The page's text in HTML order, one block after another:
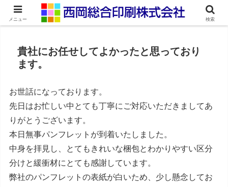
ネット印刷通販・オンデマンド印刷
貴社にお任せしてよかったと思っており
ます。
お世話になっております。
先日はお忙しい中とても丁寧にご対応いただきましてあ
りがとうございます。
本日無事パンフレットが到着いたしました。
中身を拝見し、とてもきれいな梱包とわかりやすい区分
分けと緩衝材にとても感謝しています。
弊社のパンフレットの表紙が白いため、少し懸念してお
メニュー 検索